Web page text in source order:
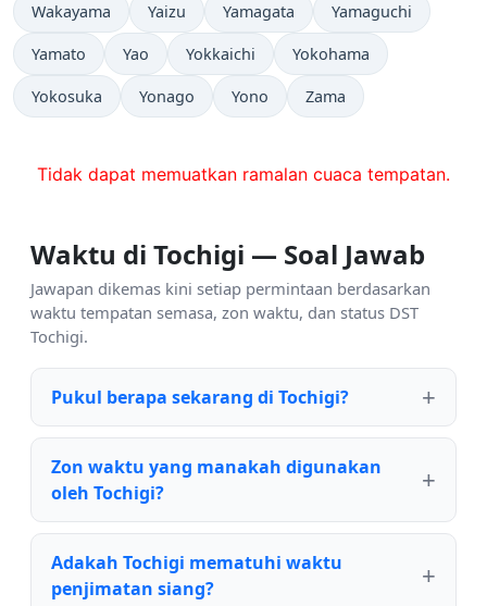
Wakayama Yaizu Yamagata Yamaguchi
Yamato Yao Yokkaichi Yokohama
Yokosuka Yonago Yono Zama
Tidak dapat memuatkan ramalan cuaca tempatan.
Waktu di Tochigi — Soal Jawab
Jawapan dikemas kini setiap permintaan berdasarkan
waktu tempatan semasa, zon waktu, dan status DST
Tochigi.
Pukul berapa sekarang di Tochigi?
Zon waktu yang manakah digunakan
oleh Tochigi?
Adakah Tochigi mematuhi waktu
penjimatan siang?